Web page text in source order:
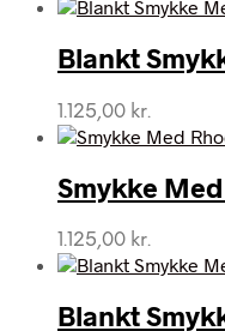
Blankt
1.125,00 kr.
Smykke
1.125,00 kr.
Blankt